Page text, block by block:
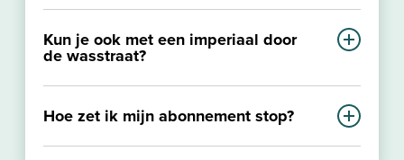
met een tankpas. De MultiTankcard en de
Kun je ook met een imperiaal door
de wasstraat?
een imperiaal op je dak door de wasstraat
te rijden.
Hoe zet ik mijn abonnement stop?